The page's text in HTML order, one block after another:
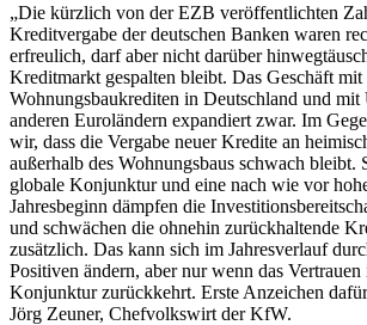
„Die kürzlich von der EZB veröffentlichten
Kreditvergabe der deutschen Banken waren
erfreulich, darf aber nicht darüber
Kreditmarkt gespalten bleibt. Das Geschäft mit
Wohnungsbaukrediten in Deutschland und mit
anderen Euroländern expandiert zwar. Im
wir, dass die Vergabe neuer Kredite an
außerhalb des Wohnungsbaus schwach bleibt.
globale Konjunktur und eine nach wie vor
Jahresbeginn dämpfen die
und schwächen die ohnehin zurückhaltende
zusätzlich. Das kann sich im Jahresverlauf
Positiven ändern, aber nur wenn das
Konjunktur zurückkehrt. Erste Anzeichen
Jörg Zeuner, Chefvolkswirt der KfW.